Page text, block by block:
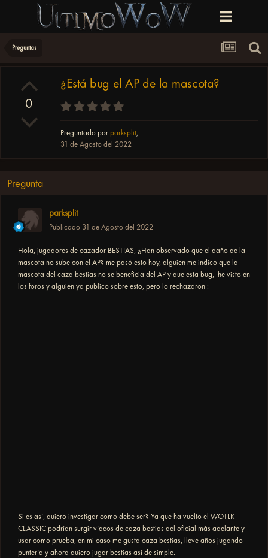
Preguntas
0
¿Está bug el AP de la mascota?
Preguntado por parksplit,
31 de Agosto del 2022
Pregunta
parksplit
Publicado 31 de Agosto del 2022
Hola, jugadores de cazador BESTIAS, ¿Han observado que el daño de la
mascota no sube con el AP? me pasó esto hoy, alguien me indico que la
mascota del caza bestias no se beneficia del AP y que esta bug, he visto en
los foros y alguien ya publico sobre esto, pero lo rechazaron :
Si es así, quiero investigar como debe ser? Ya que ha vuelto el WOTLK
CLASSIC podrían surgir vídeos de caza bestias del oficial más adelante y
usar como prueba, en mi caso me gusta caza bestias, lleve años jugando
puntería y ahora quiero jugar bestias así de simple.